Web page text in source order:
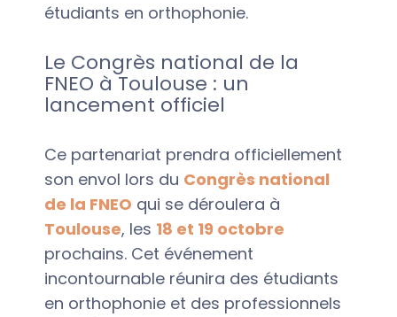
étudiants en orthophonie.
Le Congrès national de la
FNEO à Toulouse : un
lancement officiel
Ce partenariat prendra officiellement
son envol lors du Congrès national
de la FNEO qui se déroulera à
Toulouse, les 18 et 19 octobre
prochains. Cet événement
incontournable réunira des étudiants
en orthophonie et des professionnels